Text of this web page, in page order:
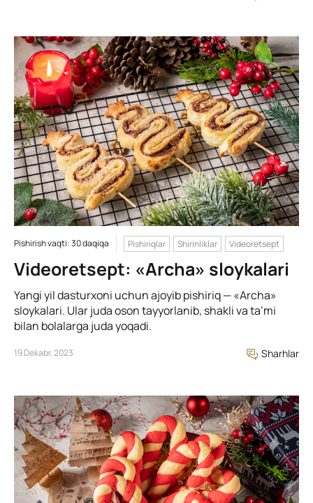
Pishirish vaqti: 30 daqiqa Pishiriqlar Shirinliklar Videoretsept
Videoretsept: «Archa» sloykalari
Yangi yil dasturxoni uchun ajoyib pishiriq — «Archa»
sloykalari. Ular juda oson tayyorlanib, shakli va ta’mi
bilan bolalarga juda yoqadi.
19 Dekabr, 2023 Sharhlar